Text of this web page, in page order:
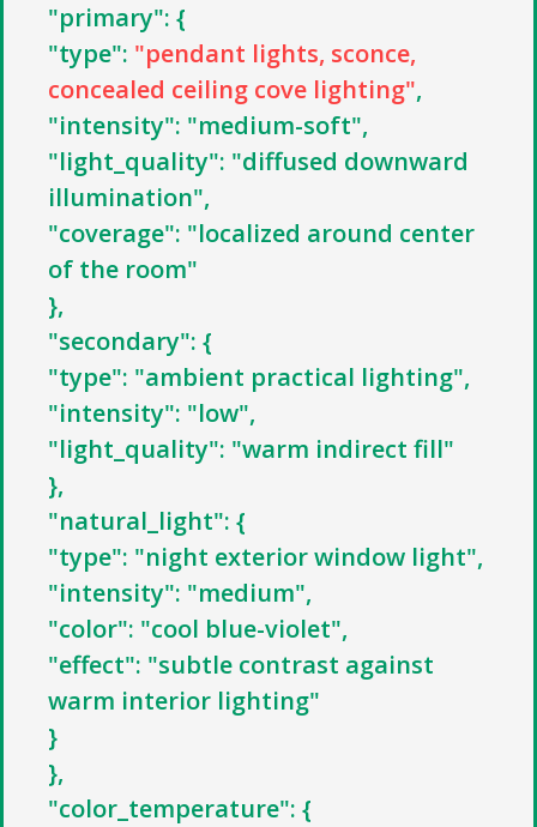
"primary": {
"type": "pendant lights, sconce,
сoncealed ceiling cove lighting",
"intensity": "medium-soft",
"light_quality": "diffused downward
illumination",
"coverage": "localized around center
of the room"
},
"secondary": {
"type": "ambient practical lighting",
"intensity": "low",
"light_quality": "warm indirect fill"
},
"natural_light": {
"type": "night exterior window light",
"intensity": "medium",
"color": "cool blue-violet",
"effect": "subtle contrast against
warm interior lighting"
}
},
"color_temperature": {